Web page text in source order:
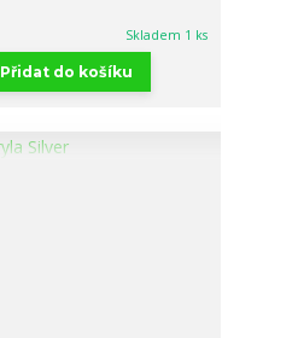
Skladem 1 ks
Přidat do košíku